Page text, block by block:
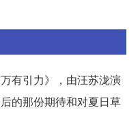
有引力》，由汪苏泷演
的那份期待和对夏日草